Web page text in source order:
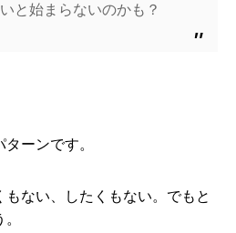
と始まらないのかも？
ーンです。
ない、したくもない。でもと